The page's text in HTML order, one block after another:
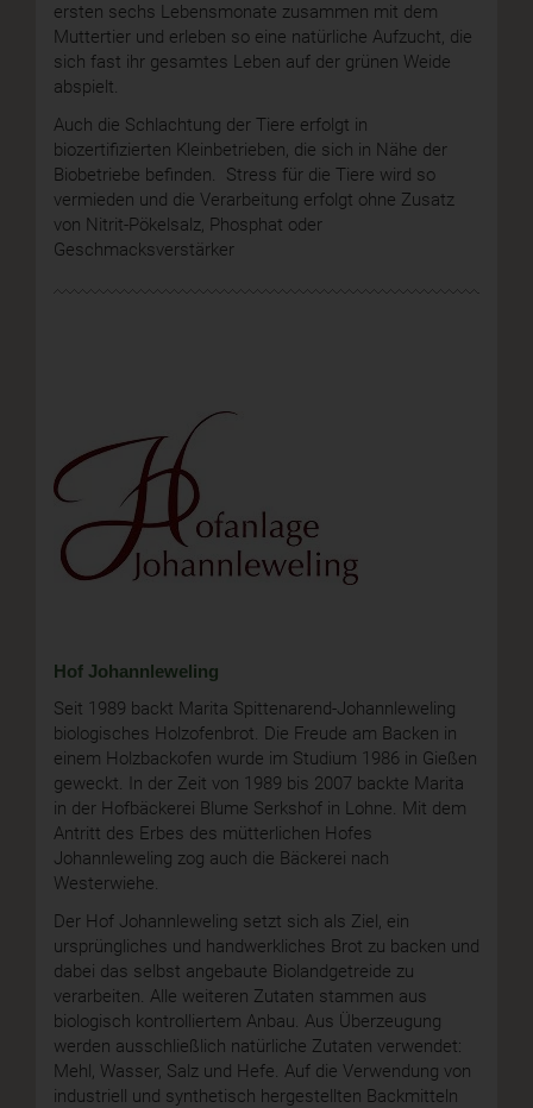
ersten sechs Lebensmonate zusammen mit dem
Muttertier und erleben so eine natürliche Aufzucht, die
sich fast ihr gesamtes Leben auf der grünen Weide
abspielt.
Auch die Schlachtung der Tiere erfolgt in
biozertifizierten Kleinbetrieben, die sich in Nähe der
Biobetriebe befinden. Stress für die Tiere wird so
vermieden und die Verarbeitung erfolgt ohne Zusatz
von Nitrit-Pökelsalz, Phosphat oder
Geschmacksverstärker
Hof Johannleweling
Seit 1989 backt Marita Spittenarend-Johannleweling
biologisches Holzofenbrot. Die Freude am Backen in
einem Holzbackofen wurde im Studium 1986 in Gießen
geweckt. In der Zeit von 1989 bis 2007 backte Marita
in der Hofbäckerei Blume Serkshof in Lohne. Mit dem
Antritt des Erbes des mütterlichen Hofes
Johannleweling zog auch die Bäckerei nach
Westerwiehe.
Der Hof Johannleweling setzt sich als Ziel, ein
ursprüngliches und handwerkliches Brot zu backen und
dabei das selbst angebaute Biolandgetreide zu
verarbeiten. Alle weiteren Zutaten stammen aus
biologisch kontrolliertem Anbau. Aus Überzeugung
werden ausschließlich natürliche Zutaten verwendet:
Mehl, Wasser, Salz und Hefe. Auf die Verwendung von
industriell und synthetisch hergestellten Backmitteln